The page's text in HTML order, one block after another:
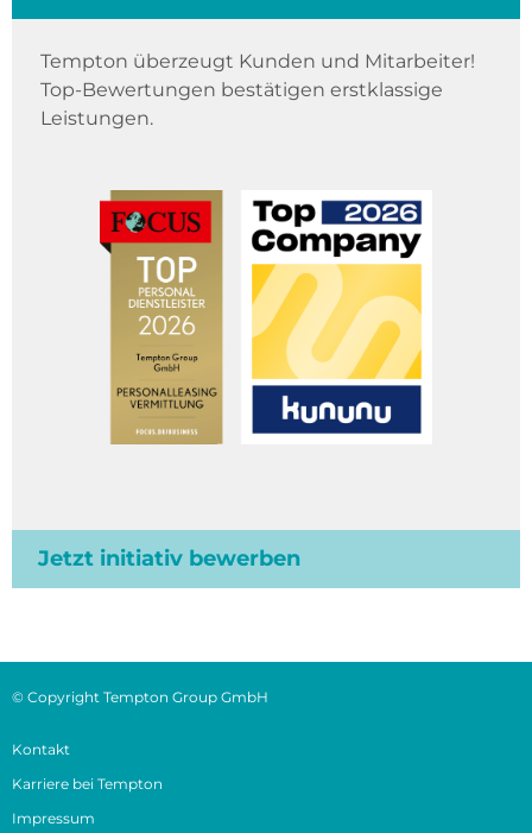
Tempton überzeugt Kunden und Mitarbeiter!
Top-Bewertungen bestätigen erstklassige
Leistungen.
Jetzt initiativ bewerben
© Copyright Tempton Group GmbH
Kontakt
Karriere bei Tempton
Impressum